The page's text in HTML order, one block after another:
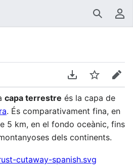
Buscar
Descarregar en
Vigilar
capa terrestre és la capa de
. És comparativament fina, en
5 km, en el fondo oceànic, fins
dels continents.
cutaway-spanish.svg